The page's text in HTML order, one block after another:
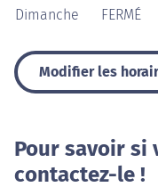
Dimanche
FERMÉ
Modifier les
Pour savoir si
contactez-le !